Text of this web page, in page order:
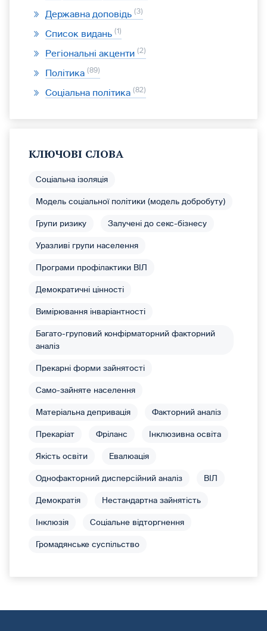
Державна доповідь 3
Список видань 1
Регіональні акценти 2
Політика 89
Соціальна політика 82
КЛЮЧОВІ СЛОВА
Соціальна ізоляція
Модель соціальної політики (модель добробуту)
Групи ризику Залучені до секс-бізнесу
Уразливі групи населення
Програми профілактики ВІЛ
Демократичні цінності
Вимірювання інваріантності
Багато-груповий конфірматорний факторний
аналіз
Прекарні форми зайнятості
Само-зайняте населення
Матеріальна депривація Факторний аналіз
Прекаріат Фріланс Інклюзивна освіта
Якість освіти Евалюація
Однофакторний дисперсійний аналіз ВІЛ
Демократія Нестандартна зайнятість
Інклюзія Соціальне відторгнення
Громадянське суспільство